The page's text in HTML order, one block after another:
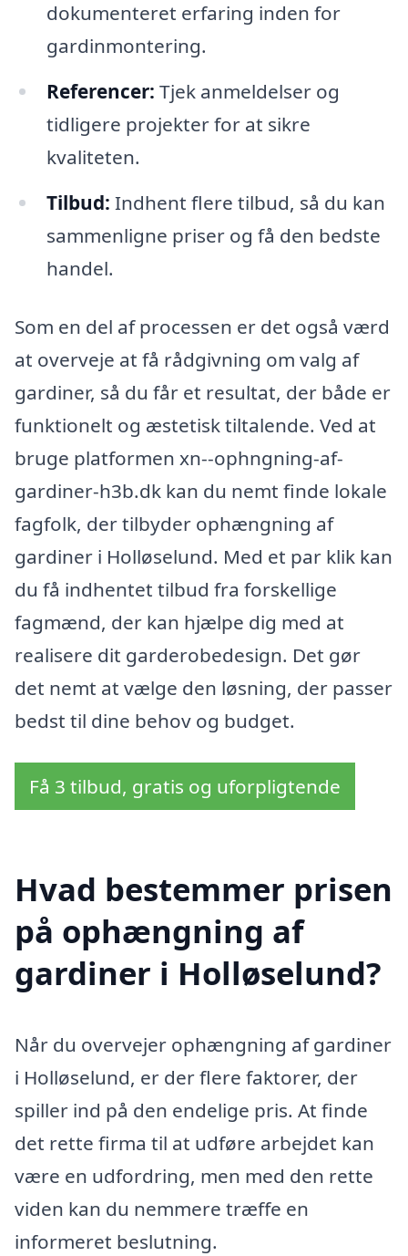
dokumenteret erfaring inden for
gardinmontering.
Referencer: Tjek anmeldelser og
tidligere projekter for at sikre
kvaliteten.
Tilbud: Indhent flere tilbud, så du kan
sammenligne priser og få den bedste
handel.
Som en del af processen er det også værd
at overveje at få rådgivning om valg af
gardiner, så du får et resultat, der både er
funktionelt og æstetisk tiltalende. Ved at
bruge platformen xn--ophngning-af-
gardiner-h3b.dk kan du nemt finde lokale
fagfolk, der tilbyder ophængning af
gardiner i Holløselund. Med et par klik kan
du få indhentet tilbud fra forskellige
fagmænd, der kan hjælpe dig med at
realisere dit garderobedesign. Det gør
det nemt at vælge den løsning, der passer
bedst til dine behov og budget.
Få 3 tilbud, gratis og uforpligtende
Hvad bestemmer prisen
på ophængning af
gardiner i Holløselund?
Når du overvejer ophængning af gardiner
i Holløselund, er der flere faktorer, der
spiller ind på den endelige pris. At finde
det rette firma til at udføre arbejdet kan
være en udfordring, men med den rette
viden kan du nemmere træffe en
informeret beslutning.